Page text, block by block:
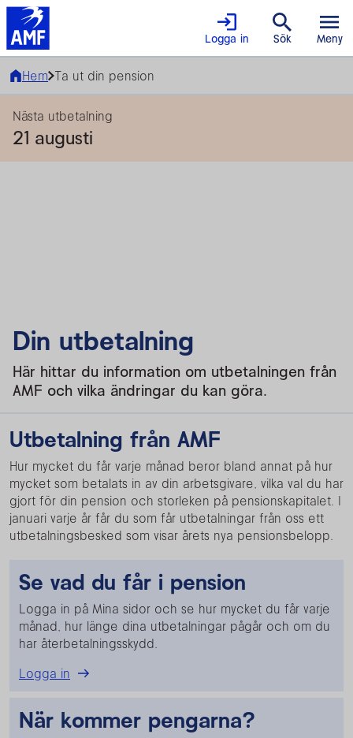
Logga in Sök Meny
Hem Ta ut din pension
Din utbetalning
Här hittar du information om utbetalningen från
AMF och vilka ändringar du kan göra.
Nästa utbetalning
21 augusti
Utbetalning från AMF
Hur mycket du får varje månad beror bland annat på hur
mycket som betalats in av din arbetsgivare, vilka val du har
gjort för din pension och storleken på pensionskapitalet. I
januari varje år får du som får utbetalningar från oss ett
utbetalningsbesked som visar årets nya pensionsbelopp.
Se vad du får i pension
Logga in på Mina sidor och se hur mycket du får varje
månad, hur länge dina utbetalningar pågår och om du
har återbetalningsskydd.
Logga in
När kommer pengarna?